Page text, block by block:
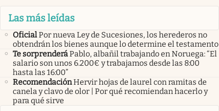
Las más leídas
OficialPor nueva Ley de Sucesiones, los herederos no
obtendrán los bienes aunque lo determine el testamento
Te sorprenderáPablo, albañil trabajando en Noruega: “El
salario son unos 6.200€ y trabajamos desde las 8:00
hasta las 16:00”
RecomendaciónHervir hojas de laurel con ramitas de
canela y clavo de olor | Por qué recomiendan hacerlo y
para qué sirve